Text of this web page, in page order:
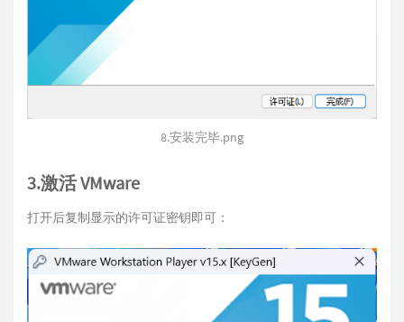
8.安装完毕.png
3.激活 VMware
打开后复制显示的许可证密钥即可：